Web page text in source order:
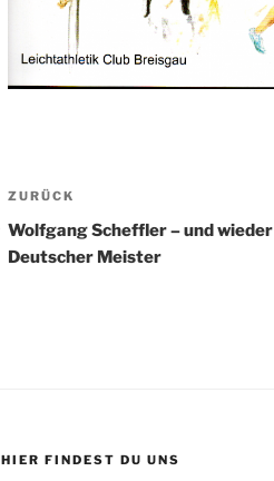
Beitragsnavigation
Vorheriger
Beitrag
ZURÜCK
Wolfgang Scheffler – und wieder
Deutscher Meister
HIER FINDEST DU UNS